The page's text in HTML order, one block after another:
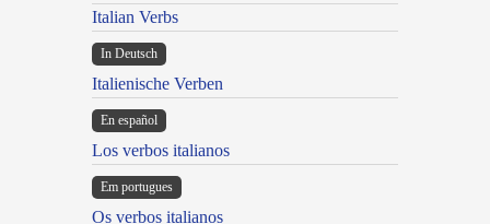
Italian Verbs
In Deutsch
Italienische Verben
En español
Los verbos italianos
Em portugues
Os verbos italianos